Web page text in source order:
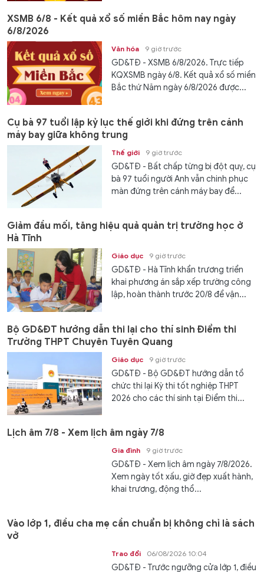
XSMB 6/8 - Kết quả xổ số miền Bắc hôm nay ngày
6/8/2026
Văn hóa 9 giờ trước
GD&TĐ - XSMB 6/8/2026. Trực tiếp
KQXSMB ngày 6/8. Kết quả xổ số miền
Bắc thứ Năm ngày 6/8/2026 được...
Cụ bà 97 tuổi lập kỷ lục thế giới khi đứng trên cánh
máy bay giữa không trung
Thế giới 9 giờ trước
GD&TĐ - Bất chấp từng bị đột quỵ, cụ
bà 97 tuổi người Anh vẫn chinh phục
màn đứng trên cánh máy bay để...
Giảm đầu mối, tăng hiệu quả quản trị trường học ở
Hà Tĩnh
Giáo dục 9 giờ trước
GD&TĐ - Hà Tĩnh khẩn trương triển
khai phương án sắp xếp trường công
lập, hoàn thành trước 20/8 để vận...
Bộ GD&ĐT hướng dẫn thi lại cho thí sinh Điểm thi
Trường THPT Chuyên Tuyên Quang
Giáo dục 9 giờ trước
GD&TĐ - Bộ GD&ĐT hướng dẫn tổ
chức thi lại Kỳ thi tốt nghiệp THPT
2026 cho các thí sinh tại Điểm thi...
Lịch âm 7/8 - Xem lịch âm ngày 7/8
Gia đình 9 giờ trước
GD&TĐ - Xem lịch âm ngày 7/8/2026.
Xem ngày tốt xấu, giờ đẹp xuất hành,
khai trương, động thổ...
Vào lớp 1, điều cha mẹ cần chuẩn bị không chỉ là sách
vở
Trao đổi 06/08/2026 10:04
GD&TĐ - Trước ngưỡng cửa lớp 1, điều